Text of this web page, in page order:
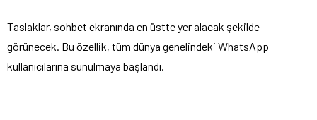
Taslaklar, sohbet ekranında en üstte yer alacak şekilde
görünecek. Bu özellik, tüm dünya genelindeki WhatsApp
kullanıcılarına sunulmaya başlandı.